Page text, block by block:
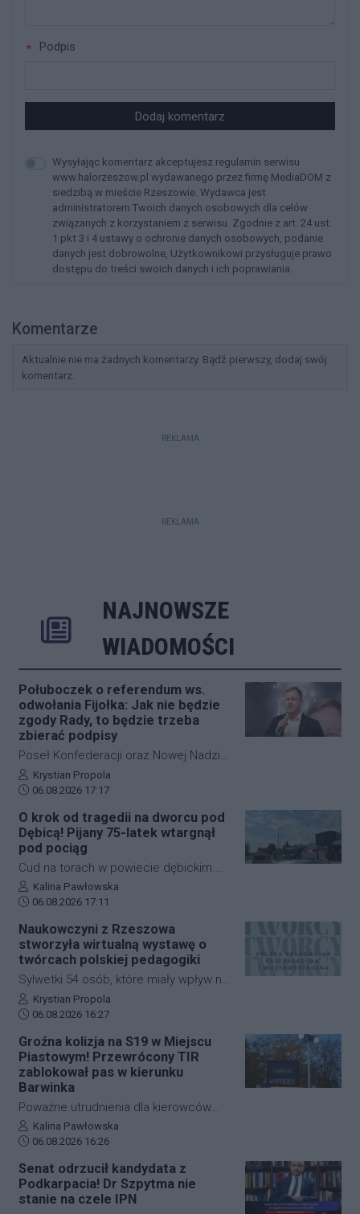
Podpis
Dodaj komentarz
Wysyłając komentarz akceptujesz regulamin serwisu
www.halorzeszow.pl wydawanego przez firmę MediaDOM z
siedzibą w mieście Rzeszowie. Wydawca jest
administratorem Twoich danych osobowych dla celów
związanych z korzystaniem z serwisu. Zgodnie z art. 24 ust.
1 pkt 3 i 4 ustawy o ochronie danych osobowych, podanie
danych jest dobrowolne, Użytkownikowi przysługuje prawo
dostępu do treści swoich danych i ich poprawiania.
Komentarze
Aktualnie nie ma żadnych komentarzy. Bądź pierwszy, dodaj swój
komentarz.
REKLAMA
REKLAMA
NAJNOWSZE
WIADOMOŚCI
Połuboczek o referendum ws.
odwołania Fijołka: Jak nie będzie
zgody Rady, to będzie trzeba
zbierać podpisy
Poseł Konfederacji oraz Nowej Nadziei,
Michał Połuboczek, deklaruje
gotowość do zaangażowania się w
przeprowadzenia referendum w
sprawie odwołania prezydenta
Rzeszowa, Konrada Fijołka. W
programie "Cogito… u Raczyńskiej" na
antenie wPolsce24 ocenił, że jeśli
Miasta, możliwe będzie rozpoczęcie
zbiórki podpisów wśród mieszkańców.
Autor artykułu:
Krystian Propola
Data dodania artykułu:
06.08.2026 17:17
O krok od tragedii na dworcu pod
Dębicą! Pijany 75-latek wtargnął
pod pociąg
Cud na torach w powiecie dębickim.
Pijany 75-letni mężczyzna wtargnął pod
nadjeżdżający pociąg na dworcu PKP w
Czarnej. Mimo że zdarzenie wyglądało
dramatycznie, senior wyszedł z niego
bez poważniejszych obrażeń. Skutkiem
incydentu były jednak spore utrudnienia
na kolei, ruch pociągów zablokowano
na niemal godzinę.
Autor artykułu:
Kalina Pawłowska
Data dodania artykułu:
06.08.2026 17:11
Naukowczyni z Rzeszowa
stworzyła wirtualną wystawę o
twórcach polskiej pedagogiki
Sylwetki 54 osób, które miały wpływ na
rozwój polskiej edukacji przedszkolnej i
wczesnoszkolnej, można poznać dzięki
nowej wystawie internetowej. Autorką
projektu "Polska pedagogika
przedszkolna i wczesnoszkolna i jej
twórcy" jest dr Mariola Kinal z Instytutu
Pedagogiki Uniwersytetu
Rzeszowskiego. Ekspozycja jest
dostępna od czwartku, 6 sierpnia.
Autor artykułu:
Krystian Propola
Data dodania artykułu:
06.08.2026 16:27
Groźna kolizja na S19 w Miejscu
Piastowym! Przewrócony TIR
zablokował pas w kierunku
Barwinka
Poważne utrudnienia dla kierowców
jadących w stronę przejścia
granicznego w Barwinku. Na trasie S19
na wysokości Miejsca Piastowego
doszło do zderzenia samochodu
osobowego z ciężarowym. W wyniku
Autor artykułu:
Kalina Pawłowska
Data dodania artykułu:
06.08.2026 16:26
Senat odrzucił kandydata z
Podkarpacia! Dr Szpytma nie
stanie na czele IPN